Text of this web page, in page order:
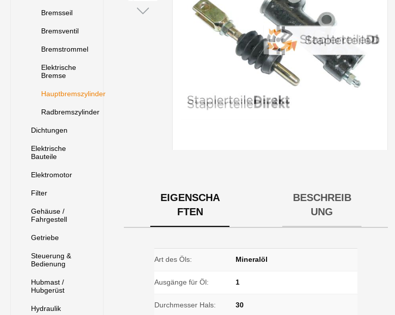
Bremsseil
Bremsventil
Bremstrommel
Elektrische
Bremse
Hauptbremszylinder
Radbremszylinder
Dichtungen
Elektrische
Bauteile
Elektromotor
Filter
Gehäuse /
Fahrgestell
Getriebe
Steuerung &
Bedienung
Hubmast /
Hubgerüst
Hydraulik
EIGENSCHA
FTEN
BESCHREIB
UNG
Art des Öls: Mineralöl
Ausgänge für Öl: 1
Durchmesser Hals: 30